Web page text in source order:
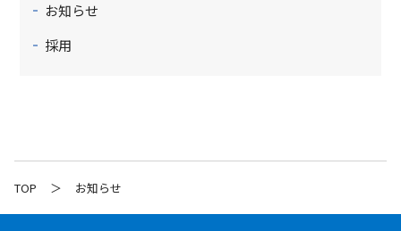
お知らせ
採用
TOP お知らせ